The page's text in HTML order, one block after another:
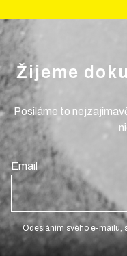
Žijeme
Posíláme to
Email
Odesláním svého e-mailu,